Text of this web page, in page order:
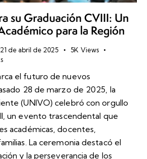
su Graduación CVIII: Un
para la Región
21 de abril de 2025 5K Views
el futuro de nuevos
28 de marzo de 2025, la
(UNIVO) celebró con orgullo
un evento trascendental que
académicas, docentes,
La ceremonia destacó el
y la perseverancia de los